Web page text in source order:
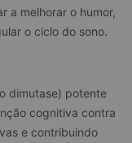
a melhorar o humor,
o ciclo do sono.
dimutase) potente
cognitiva contra
e contribuindo